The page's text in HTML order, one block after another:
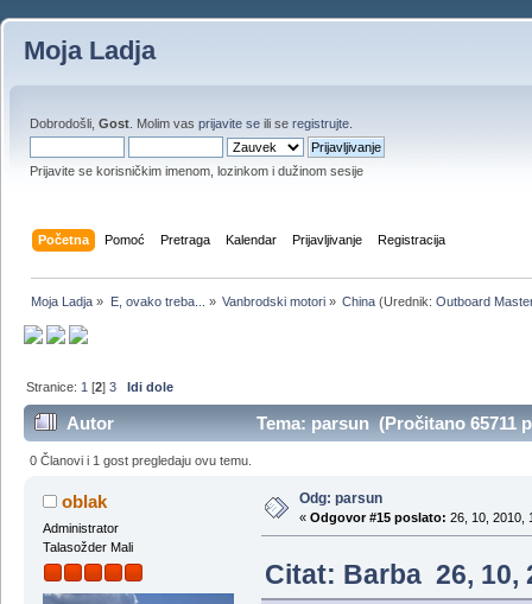
Moja Ladja
Dobrodošli, Gost . Molim vas prijavite se ili se registrujte
Prijavite se korisničkim imenom, lozinkom i dužinom sesije
Početna Pomoć Pretraga Kalendar Prijavljivanje Registracija
Moja Ladja » E, ovako treba... » Vanbrodski motori» China (Urednik:Outboard
Stranice: 1 [2]3 Idi dole
Autor Tema: parsun (Pročitano 65711
0 Članovi i 1 gost pregledaju ovu temu.
oblak
Administrator
Talasožder Mali
Odg: parsun
« Odgovor #15 poslato: 26, 10, 2010,
Citat: Barba 26, 10,